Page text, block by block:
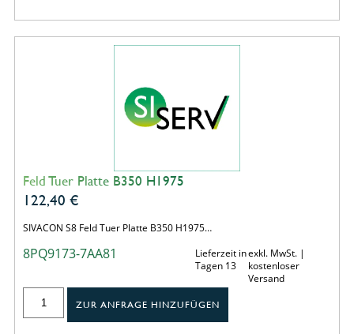
Feld Tuer Platte B350 H1975
122,40 €
SIVACON S8 Feld Tuer Platte B350 H1975…
8PQ9173-7AA81
Lieferzeit in
Tagen 13
exkl. MwSt. |
kostenloser
Versand
ZUR ANFRAGE HINZUFÜGEN